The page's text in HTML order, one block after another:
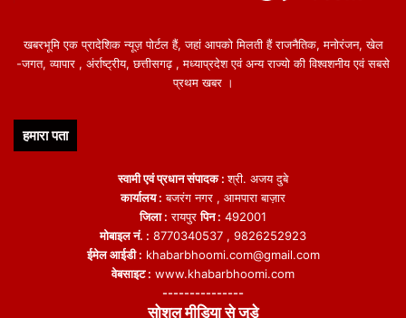
खबरभूमि एक प्रादेशिक न्यूज़ पोर्टल हैं, जहां आपको मिलती हैं राजनैतिक, मनोरंजन, खेल
-जगत, व्यापार , अंर्राष्ट्रीय, छत्तीसगढ़ , मध्याप्रदेश एवं अन्य राज्यो की विश्वशनीय एवं सबसे
प्रथम खबर ।
हमारा पता
स्वामी एवं प्रधान संपादक :श्री. अजय दुबे
कार्यालय : बजरंग नगर , आमपारा बाज़ार
जिला : रायपुरपिन : 492001
मोबाइल नं. : 8770340537 , 9826252923
ईमेल आईडी : khabarbhoomi.com@gmail.com
वेबसाइट : www.khabarbhoomi.com
---------------
सोशल मीडिया से जुड़े